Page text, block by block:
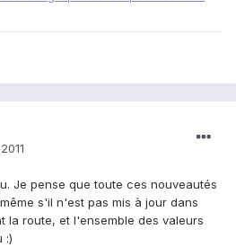
Je pense que toute ces nouveautés
s'il n'est pas mis à jour dans
la route, et l'ensemble des valeurs
:)